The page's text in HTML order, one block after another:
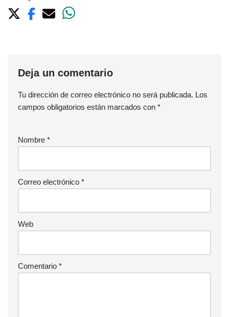
Deja un comentario
Tu dirección de correo electrónico no será publicada. Los
campos obligatorios están marcados con *
Nombre *
Correo electrónico *
Web
Comentario *